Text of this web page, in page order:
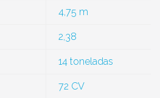
4,75 m
2,38
14 toneladas
72 CV